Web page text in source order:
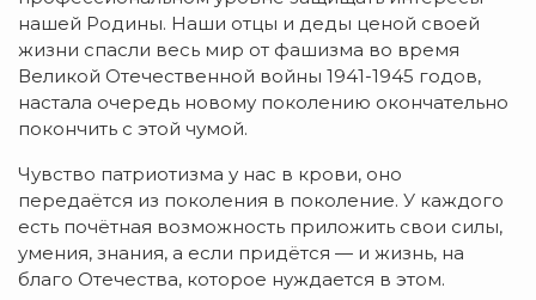
нашей Родины. Наши отцы и деды ценой своей
жизни спасли весь мир от фашизма во время
Великой Отечественной войны 1941-1945 годов,
настала очередь новому поколению окончательно
покончить с этой чумой.
Чувство патриотизма у нас в крови, оно
передаётся из поколения в поколение. У каждого
есть почётная возможность приложить свои силы,
умения, знания, а если придётся — и жизнь, на
благо Отечества, которое нуждается в этом.